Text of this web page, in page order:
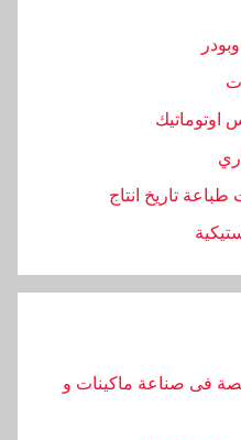
اوتوماتيك
تاريخ انتاج
فى صناعة ماكينات و